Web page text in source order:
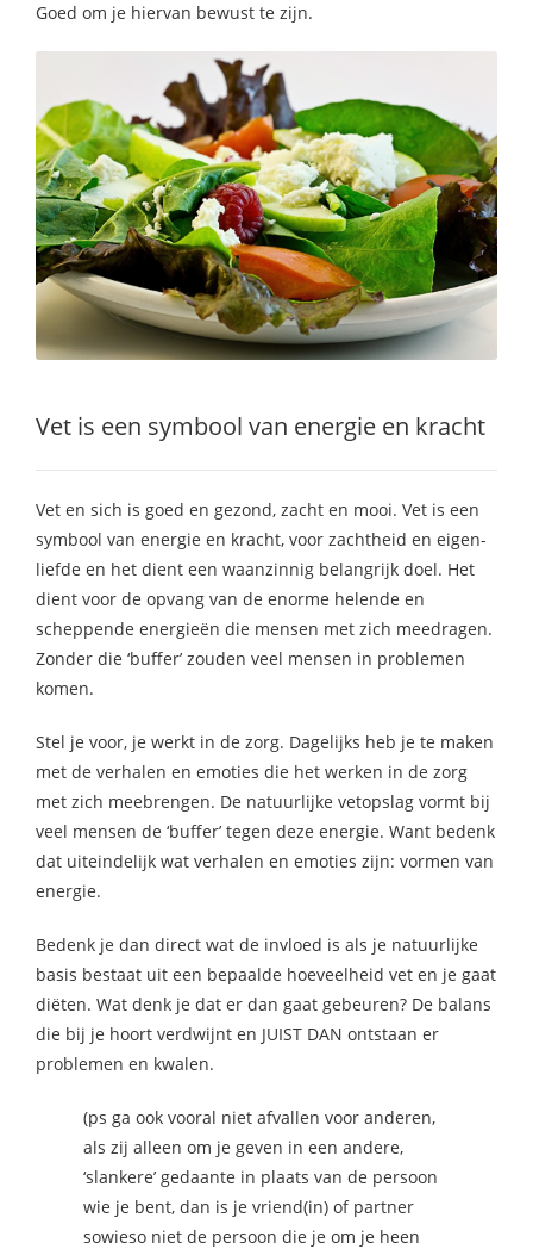
Goed om je hiervan bewust te zijn.
Vet is een symbool van energie en kracht
Vet en sich is goed en gezond, zacht en mooi. Vet is een
symbool van energie en kracht, voor zachtheid en eigen-
liefde en het dient een waanzinnig belangrijk doel. Het
dient voor de opvang van de enorme helende en
scheppende energieën die mensen met zich meedragen.
Zonder die ‘buffer’ zouden veel mensen in problemen
komen.
Stel je voor, je werkt in de zorg. Dagelijks heb je te maken
met de verhalen en emoties die het werken in de zorg
met zich meebrengen. De natuurlijke vetopslag vormt bij
veel mensen de ‘buffer’ tegen deze energie. Want bedenk
dat uiteindelijk wat verhalen en emoties zijn: vormen van
energie.
Bedenk je dan direct wat de invloed is als je natuurlijke
basis bestaat uit een bepaalde hoeveelheid vet en je gaat
diëten. Wat denk je dat er dan gaat gebeuren? De balans
die bij je hoort verdwijnt en JUIST DAN ontstaan er
problemen en kwalen.
(ps ga ook vooral niet afvallen voor anderen,
als zij alleen om je geven in een andere,
‘slankere’ gedaante in plaats van de persoon
wie je bent, dan is je vriend(in) of partner
sowieso niet de persoon die je om je heen